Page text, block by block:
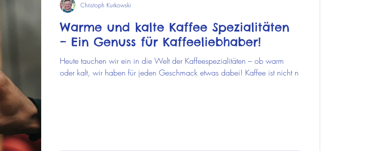
Warme und kalte Kaffee Spezialitäten
– Ein Genuss für Kaffeeliebhaber!
Heute tauchen wir ein in die Welt der Kaffeespezialitäten – ob warm
oder kalt, wir haben für jeden Geschmack etwas dabei! Kaffee ist nicht n
Christoph Kurkowski